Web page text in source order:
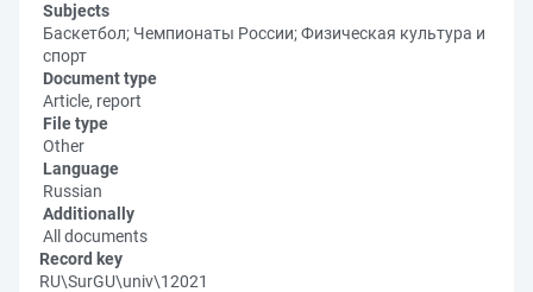
Subjects
Баскетбол; Чемпионаты России; Физическая культура и
спорт
Document type
Article, report
File type
Other
Language
Russian
Additionally
All documents
Record key
RU\SurGU\univ\12021